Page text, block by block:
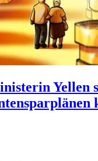
Yellen